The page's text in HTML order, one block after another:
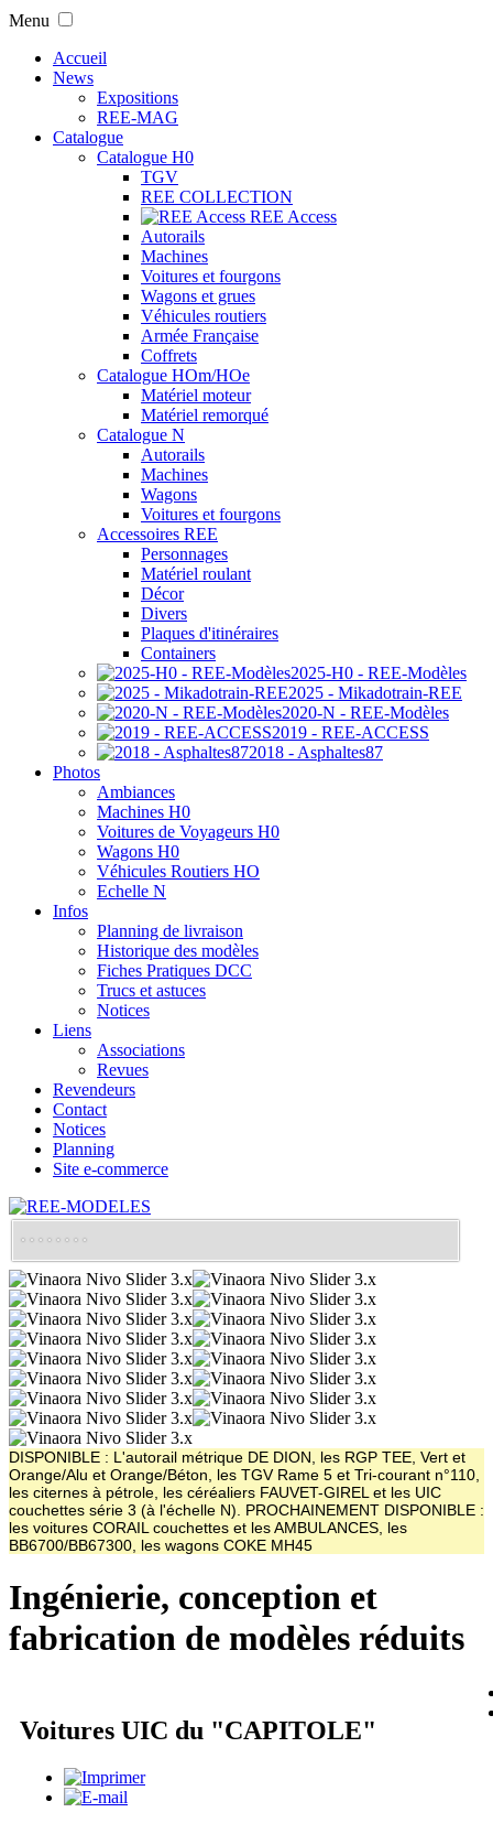
Menu
Accueil
News
Expositions
REE-MAG
Catalogue
Catalogue H0
TGV
REE COLLECTION
REE Access
Autorails
Machines
Voitures et fourgons
Wagons et grues
Véhicules routiers
Armée Française
Coffrets
Catalogue HOm/HOe
Matériel moteur
Matériel remorqué
Catalogue N
Autorails
Machines
Wagons
Voitures et fourgons
Accessoires REE
Personnages
Matériel roulant
Décor
Divers
Plaques d'itinéraires
Containers
2025-H0 - REE-Modèles
2025 - Mikadotrain-REE
2020-N - REE-Modèles
2019 - REE-ACCESS
2018 - Asphaltes87
Photos
Ambiances
Machines H0
Voitures de Voyageurs H0
Wagons H0
Véhicules Routiers HO
Echelle N
Infos
Planning de livraison
Historique des modèles
Fiches Pratiques DCC
Trucs et astuces
Notices
Liens
Associations
Revues
Revendeurs
Contact
Notices
Planning
Site e-commerce
DISPONIBLE : L'autorail métrique DE DION, les RGP TEE, Vert et
Orange/Alu et Orange/Béton, les TGV Rame 5 et Tri-courant n°110,
les citernes à pétrole, les céréaliers FAUVET-GIREL et les UIC
couchettes série 3 (à l'échelle N). PROCHAINEMENT DISPONIBLE :
les voitures CORAIL couchettes et les AMBULANCES, les
BB6700/BB67300, les wagons COKE MH45
Ingénierie, conception et
fabrication de modèles réduits
Voitures UIC du "CAPITOLE"